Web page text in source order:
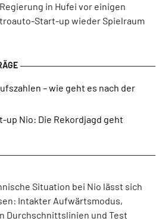
in Hufei vor einigen
Start-up wieder Spielraum
– wie geht es nach der
Nio: Die Rekordjagd geht
Situation bei Nio lässt sich
Intakter Aufwärtsmodus,
Durchschnittslinien und Test